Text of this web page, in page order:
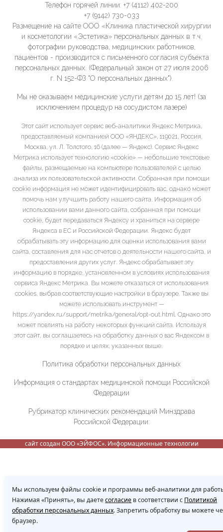
Телефон горячей линии: +7 (4112) 402-200
+7 (9142) 730-033
Размещение на сайте ООО «Клиника пластической хирургии
и косметологии «Эстетика» персональных данных в т.ч.
фотографии руководства, медицинских работников,
пациентов - производится с письменного согласия субъекта
персональных данных. (Федеральный закон от 27 июля 2006
г. N 152-ФЗ "О персональных данных").
Мы не оказываем медицинские услуги детям до 15 лет! (за
исключением процедур на сосудистом лазере)
Этот сайт использует сервис веб-аналитики Яндекс Метрика,
предоставляемый компанией ООО «ЯНДЕКС», 119021, Россия,
Москва, ул. Л. Толстого, 16 (далее — Яндекс). Сервис Яндекс
Метрика использует технологию «cookie» — небольшие текстовые
файлы, размещаемые на компьютере пользователей с целью
анализа их пользовательской активности. Собранная при помощи
cookie информация не может идентифицировать вас, однако может
помочь нам улучшить работу нашего сайта. Информация об
использовании вами данного сайта, собранная при помощи
cookie, будет передаваться Яндексу и храниться на сервере
Яндекса в ЕС и Российской Федерации. Яндекс будет
обрабатывать эту информацию для оценки использования вами
сайта, составления для нас отчетов о деятельности нашего сайта, и
предоставления других услуг. Яндекс обрабатывает эту
информацию в порядке, установленном в условиях использования
сервиса Яндекс Метрика. Вы можете отказаться от использования
cookies, выбрав соответствующие настройки в браузере. Также вы
можете использовать инструмент —
https://yandex.ru/support/metrika/general/opt-out.html. Однако это
может повлиять на работу некоторых функций сайта. Используя
этот сайт, вы соглашаетесь на обработку данных о вас Яндексом в
порядке и целях, указанных выше.
Политика обработки персональных данных
Информация о стандартах медицинской помощи Российской
Федерации
Рубрикатор клинических рекомендаций Минздрава
Российской Федерации:
сайт создан ООО «ЭЙФОС». Информационные технологии
Мы используем файлы cookie и программы веб-аналитики для
Нажимая «Принять», вы даетесогласие в соответствии с Политикой
обработки персональных данных. Запретить обработку вы можете
браузер.